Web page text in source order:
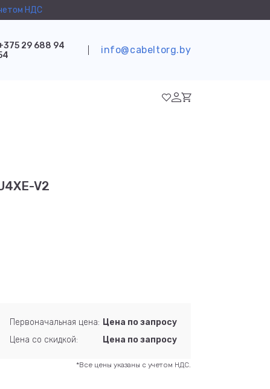
НДС
29 688 94
info@cabeltorg.by
V2
Первоначальная цена: Цена по запросу
Цена со скидкой:
Цена по запросу
*Все цены указаны с учетом НДС.